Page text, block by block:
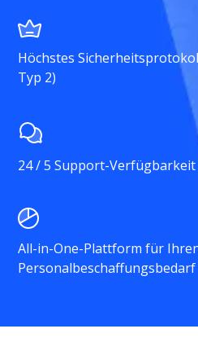
Höchstes
Typ 2)
24 / 5 Support-
All-in-One-Plattform für
Personalbeschaffungsbedarf